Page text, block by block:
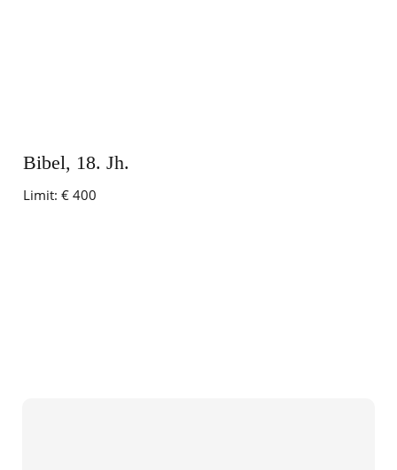
Bibel, 18. Jh.
Limit: € 400